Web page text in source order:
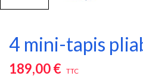
4 mini-tapis
189,00 € TTC